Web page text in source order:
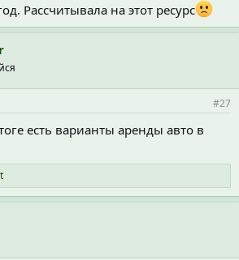
Рассчитывала на этот ресурс
#27
есть варианты аренды авто в